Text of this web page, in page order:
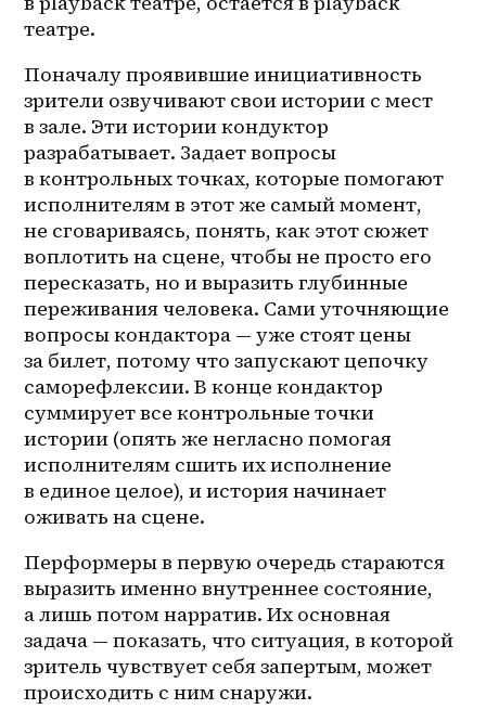
театре.
Поначалу проявившие инициативность
зрители озвучивают свои истории с мест
в зале. Эти истории кондуктор
разрабатывает. Задает вопросы
в контрольных точках, которые помогают
исполнителям в этот же самый момент,
не сговариваясь, понять, как этот сюжет
воплотить на сцене, чтобы не просто его
пересказать, но и выразить глубинные
переживания человека. Сами уточняющие
вопросы кондактора — уже стоят цены
за билет, потому что запускают цепочку
саморефлексии. В конце кондактор
суммирует все контрольные точки
истории (опять же негласно помогая
исполнителям сшить их исполнение
в единое целое), и история начинает
оживать на сцене.
Перформеры в первую очередь стараются
выразить именно внутреннее состояние,
а лишь потом нарратив. Их основная
задача — показать, что ситуация, в которой
зритель чувствует себя запертым, может
происходить с ним снаружи.